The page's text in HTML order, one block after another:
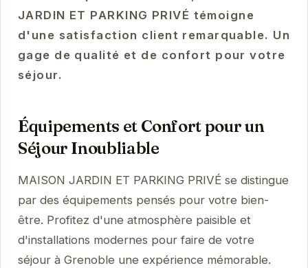
JARDIN ET PARKING PRIVÉ témoigne
d'une satisfaction client remarquable. Un
gage de qualité et de confort pour votre
séjour.
Équipements et Confort pour un
Séjour Inoubliable
MAISON JARDIN ET PARKING PRIVÉ se distingue
par des équipements pensés pour votre bien-
être. Profitez d'une atmosphère paisible et
d'installations modernes pour faire de votre
séjour à Grenoble une expérience mémorable.